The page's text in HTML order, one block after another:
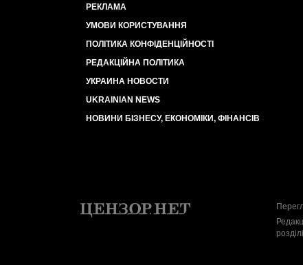
РЕКЛАМА
УМОВИ КОРИСТУВАННЯ
ПОЛІТИКА КОНФІДЕНЦІЙНОСТІ
РЕДАКЦІЙНА ПОЛІТИКА
УКРАИНА НОВОСТИ
UKRAINIAN NEWS
НОВИНИ БІЗНЕСУ, ЕКОНОМІКИ, ФІНАНСІВ